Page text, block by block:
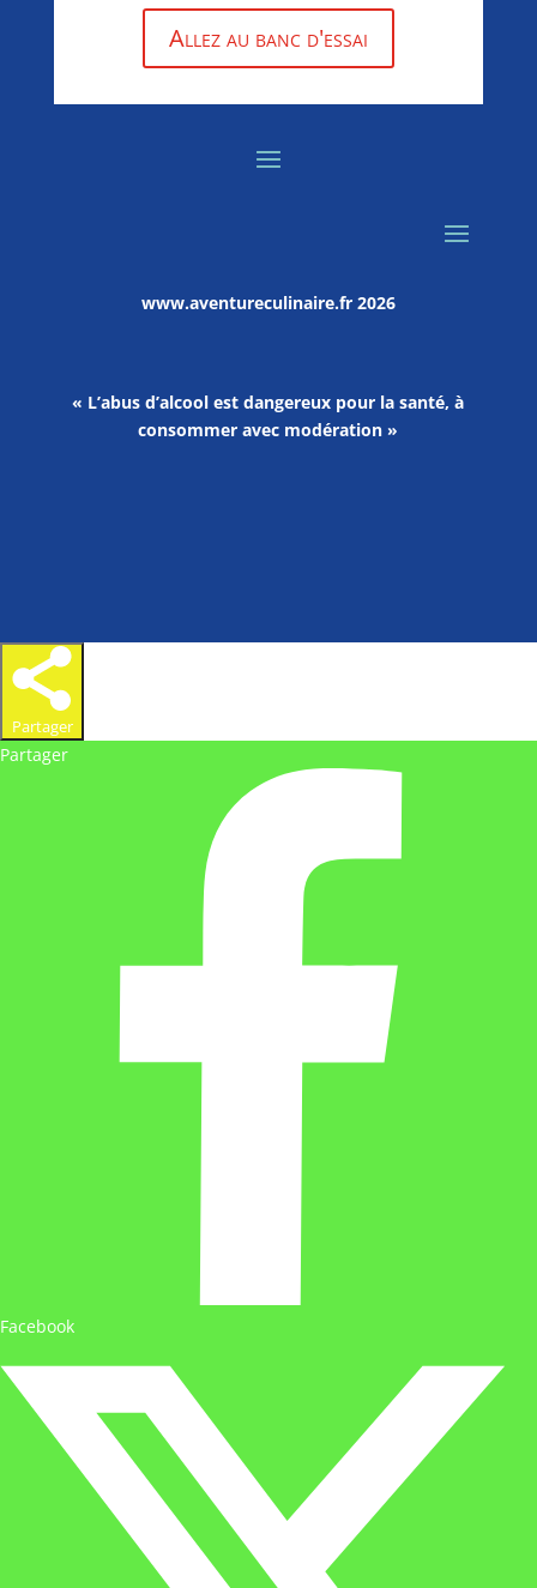
Allez au banc d'essai
www.aventureculinaire.fr2026
« L’abus d’alcool est dangereux pour la santé, à
consommer avec modération »
Partager
Partager
Facebook